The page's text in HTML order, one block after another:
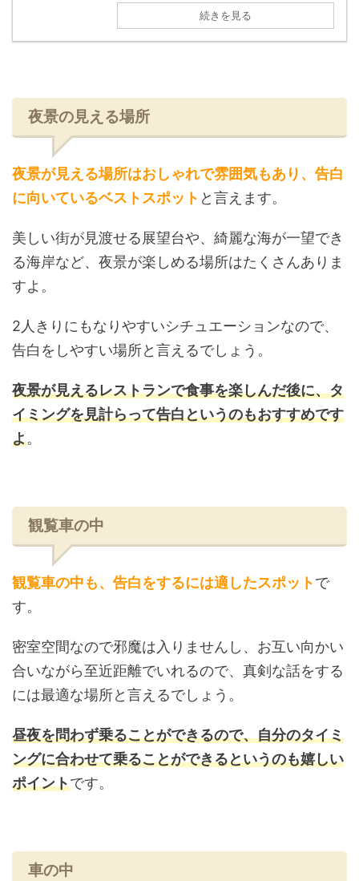
続きを見る
夜景の見える場所
夜景が見える場所はおしゃれで雰囲気もあり、告白
に向いているベストスポット と言えます。
美しい街が見渡せる展望台や、綺麗な海が一望でき
る海岸など、夜景が楽しめる場所はたくさんありま
すよ。
2人きりにもなりやすいシチュエーションなので、
告白をしやすい場所と言えるでしょう。
夜景が見えるレストランで食事を楽しんだ後に、タ
イミングを見計らって告白というのもおすすめです
よ。
観覧車の中
観覧車の中も、告白をするには適したスポットで
す。
密室空間なので邪魔は入りませんし、お互い向かい
合いながら至近距離でいれるので、真剣な話をする
には最適な場所と言えるでしょう。
昼夜を問わず乗ることができるので、自分のタイミ
ングに合わせて乗ることができるというのも嬉しい
ポイントです。
車の中